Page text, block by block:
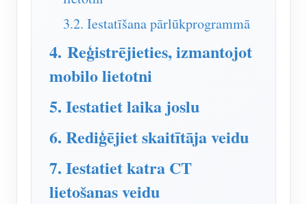
Enerģijas prognozēšanas un simulācijas sistēma
Lietojumprogrammas
Saules PV sistēmas enerģijas monitors
Elektroenerģijas patēriņa monitors
PV sildītāja vadības sistēma
Veikals
Resursi
Produkta īsais ievads
Dokuments
Apmācības video
kopiena
Izstrādātājs
Izpētīt
Sazināties
3.2. Iestatīšana pārlūkprogrammā
4. Reģistrējieties, izmantojot
mobilo lietotni
5. Iestatiet laika joslu
6. Rediģējiet skaitītāja veidu
7. Iestatiet katra CT
lietošanas veidu